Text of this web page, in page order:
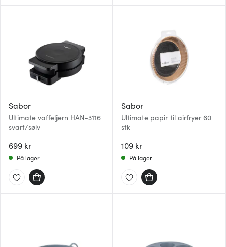
Sabor
Ultimate vaffeljern HAN-3116
svart/sølv
699 kr
På lager
Sabor
Ultimate papir til airfryer 60
stk
109 kr
På lager